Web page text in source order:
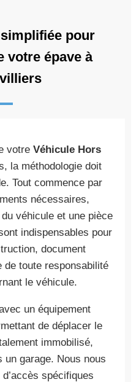
pour
votre épave à
votre Véhicule Hors
la méthodologie doit
Tout commence par
nécessaires,
véhicule et une pièce
indispensables pour
document
de toute responsabilité
le véhicule.
un équipement
de déplacer le
immobilisé,
un garage. Nous nous
spécifiques